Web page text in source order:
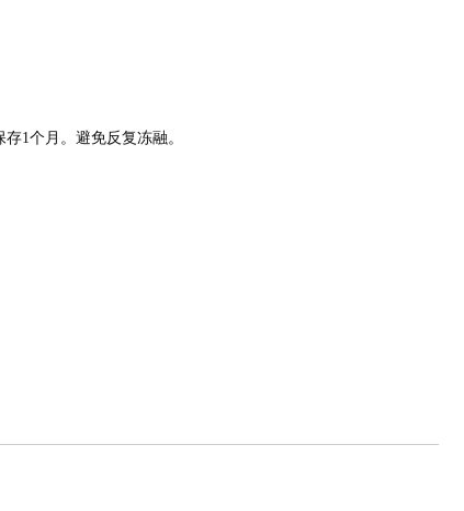
1个月。避免反复冻融。